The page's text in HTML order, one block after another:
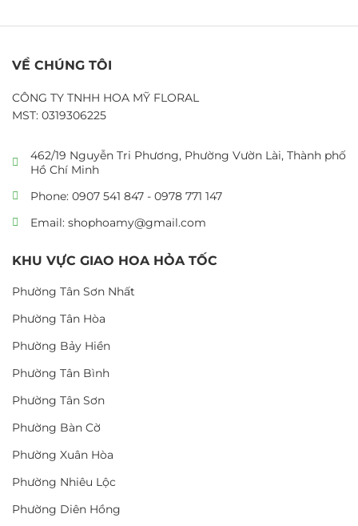
VỀ CHÚNG TÔI
CÔNG TY TNHH HOA MỸ FLORAL
MST: 0319306225
462/19 Nguyễn Tri Phương, Phường Vườn Lài, Thành phố
Hồ Chí Minh
Phone: 0907 541 847 - 0978 771 147
Email: shophoamy@gmail.com
KHU VỰC GIAO HOA HỎA TỐC
Phường Tân Sơn Nhất
Phường Tân Hòa
Phường Bảy Hiền
Phường Tân Bình
Phường Tân Sơn
Phường Bàn Cờ
Phường Xuân Hòa
Phường Nhiêu Lộc
Phường Diên Hồng